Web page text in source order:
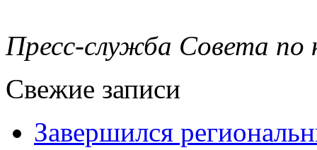
Пресс-служба Совета по
Свежие записи
Завершился